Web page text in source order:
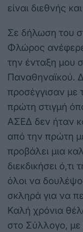
είναι διεθνής
Σε δήλωση του
Φλώρος
την ένταξη μου
Παναθηναϊκού.
προσέγγισαν με
πρώτη στιγμή
ΑΣΕΔ δεν ήταν
από την πρώτη
προβάλει μια
διεκδικήσει
όλοι να
σκληρά για να
Καλή χρόνια
στο Σύλλογο, με